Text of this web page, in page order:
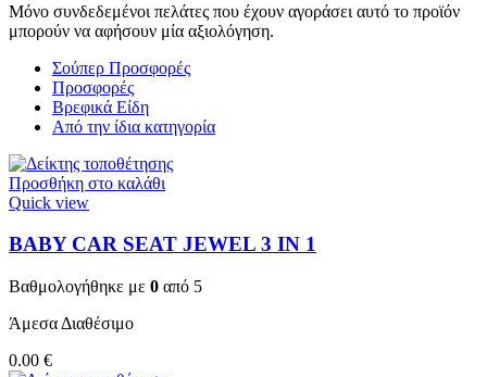
Μόνο συνδεδεμένοι πελάτες που έχουν αγοράσει αυτό το προϊόν
μπορούν να αφήσουν μία αξιολόγηση.
Σούπερ Προσφορές
Προσφορές
Βρεφικά Είδη
Από την ίδια κατηγορία
Προσθήκη στο καλάθι
Quick view
BABY CAR SEAT JEWEL 3 ΙΝ 1
Βαθμολογήθηκε με 0 από 5
Άμεσα Διαθέσιμο
0.00 €